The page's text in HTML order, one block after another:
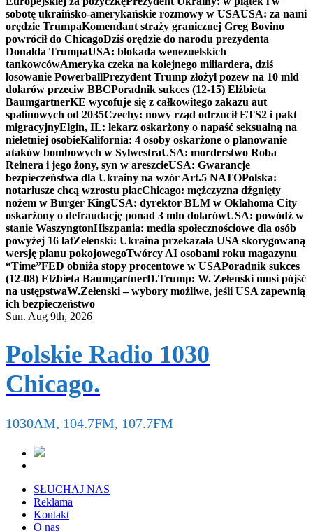
sobotę ukraińsko-amerykańskie rozmowy w USAUSA: za nami
orędzie TrumpaKomendant straży granicznej Greg Bovino
powrócił do ChicagoDziś orędzie do narodu prezydenta
Donalda TrumpaUSA: blokada wenezuelskich
tankowcówAmeryka czeka na kolejnego miliardera, dziś
losowanie PowerballPrezydent Trump złożył pozew na 10 mld
dolarów przeciw BBCPoradnik sukces (12-15) Elżbieta
BaumgartnerKE wycofuje się z całkowitego zakazu aut
spalinowych od 2035Czechy: nowy rząd odrzucił ETS2 i pakt
migracyjnyElgin, IL: lekarz oskarżony o napaść seksualną na
nieletniej osobieKalifornia: 4 osoby oskarżone o planowanie
ataków bombowych w SylwestraUSA: morderstwo Roba
Reinera i jego żony, syn w areszcieUSA: Gwarancje
bezpieczeństwa dla Ukrainy na wzór Art.5 NATOPolska:
notariusze chcą wzrostu płacChicago: mężczyzna dźgnięty
nożem w Burger KingUSA: dyrektor BLM w Oklahoma City
oskarżony o defraudację ponad 3 mln dolarówUSA: powódź w
stanie WaszyngtonHiszpania: media społecznościowe dla osób
powyżej 16 latZełenski: Ukraina przekazała USA skorygowaną
wersję planu pokojowegoTwórcy AI osobami roku magazynu
“Time”FED obniża stopy procentowe w USAPoradnik sukces
(12-08) Elżbieta BaumgartnerD.Trump: W. Zełenski musi pójść
na ustępstwaW.Zełenski – wybory możliwe, jeśli USA zapewnią
ich bezpieczeństwo
Sun. Aug 9th, 2026
Polskie Radio 1030
Chicago.
1030AM, 104.7FM, 107.7FM
SŁUCHAJ NAS
Reklama
Kontakt
O nas